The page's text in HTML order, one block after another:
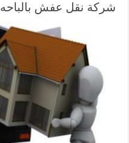
شركة نقل عفش بالباحه